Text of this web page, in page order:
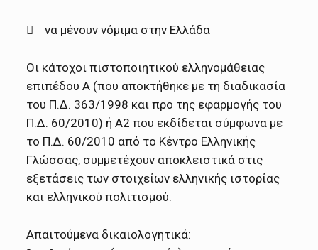
 να μένουν νόμιμα στην Ελλάδα
Οι κάτοχοι πιστοποιητικού ελληνομάθειας
επιπέδου Α (που αποκτήθηκε με τη διαδικασία
του Π.Δ. 363/1998 και προ της εφαρμογής του
Π.Δ. 60/2010) ή Α2 που εκδίδεται σύμφωνα με
το Π.Δ. 60/2010 από το Κέντρο Ελληνικής
Γλώσσας, συμμετέχουν αποκλειστικά στις
εξετάσεις των στοιχείων ελληνικής ιστορίας
και ελληνικού πολιτισμού.
Απαιτούμενα δικαιολογητικά: